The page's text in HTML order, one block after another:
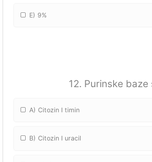
E) 9%
12. Purinske baze
A) Citozin I timin
B) Citozin I uracil